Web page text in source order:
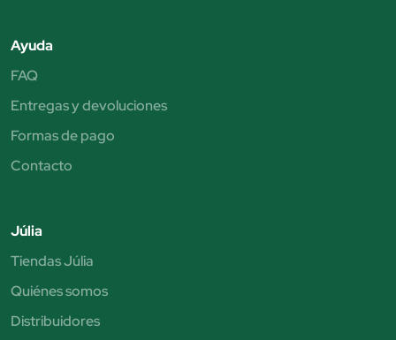
Ayuda
FAQ
Entregas y devoluciones
Formas de pago
Contacto
Júlia
Tiendas Júlia
Quiénes somos
Distribuidores